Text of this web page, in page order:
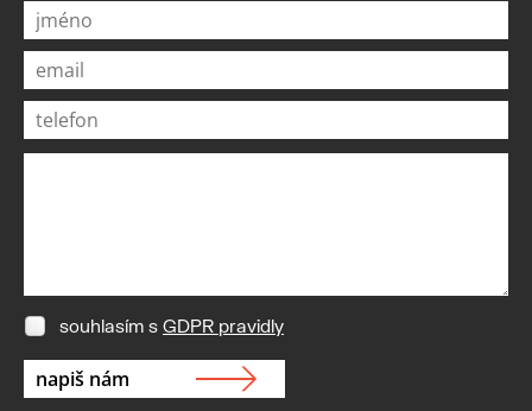
souhlasím s GDPR pravidly